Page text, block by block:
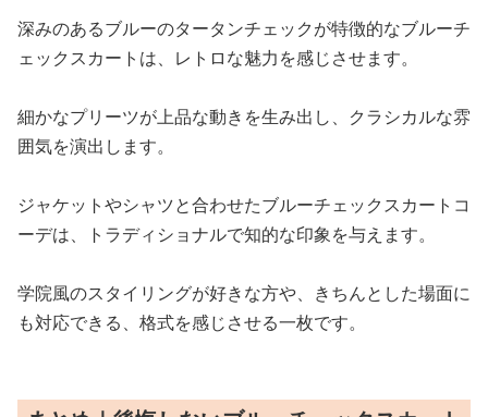
深みのあるブルーのタータンチェックが特徴的なブルーチ
ェックスカートは、レトロな魅力を感じさせます。
細かなプリーツが上品な動きを生み出し、クラシカルな雰
囲気を演出します。
ジャケットやシャツと合わせたブルーチェックスカートコ
ーデは、トラディショナルで知的な印象を与えます。
学院風のスタイリングが好きな方や、きちんとした場面に
も対応できる、格式を感じさせる一枚です。